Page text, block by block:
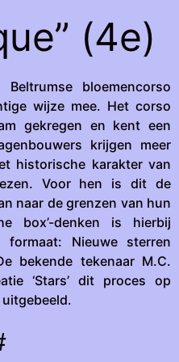
(4e)
bloemencorso
wijze mee. Het corso
gekregen en kent een
krijgen meer
historische karakter van
Voor hen is dit de
naar de grenzen van hun
box’-denken is hierbij
Nieuwe sterren
bekende tekenaar M.C.
‘Stars’ dit proces op